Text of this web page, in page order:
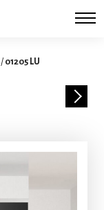
/ 01205 LU